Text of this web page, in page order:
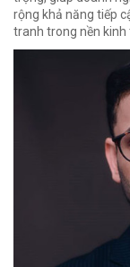
rộng khả năng tiếp
tranh trong nền kinh